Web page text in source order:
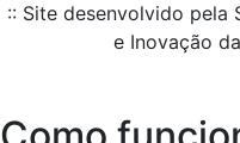
:: Site desenvolvido pela
e Inovação